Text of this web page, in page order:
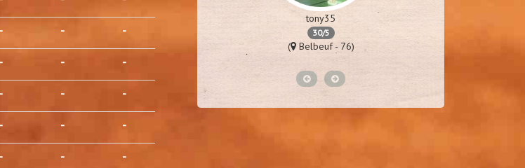
- - -
- - -
- - -
- - -
- - -
damien37
( Tours - 37)
tony35
30/5
( Belbeuf - 76)